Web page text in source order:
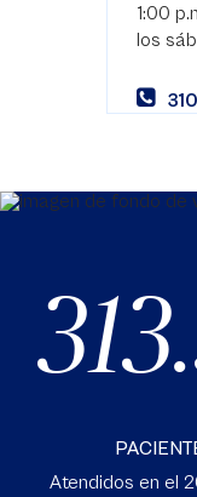
1:00
los
Atendidos en el